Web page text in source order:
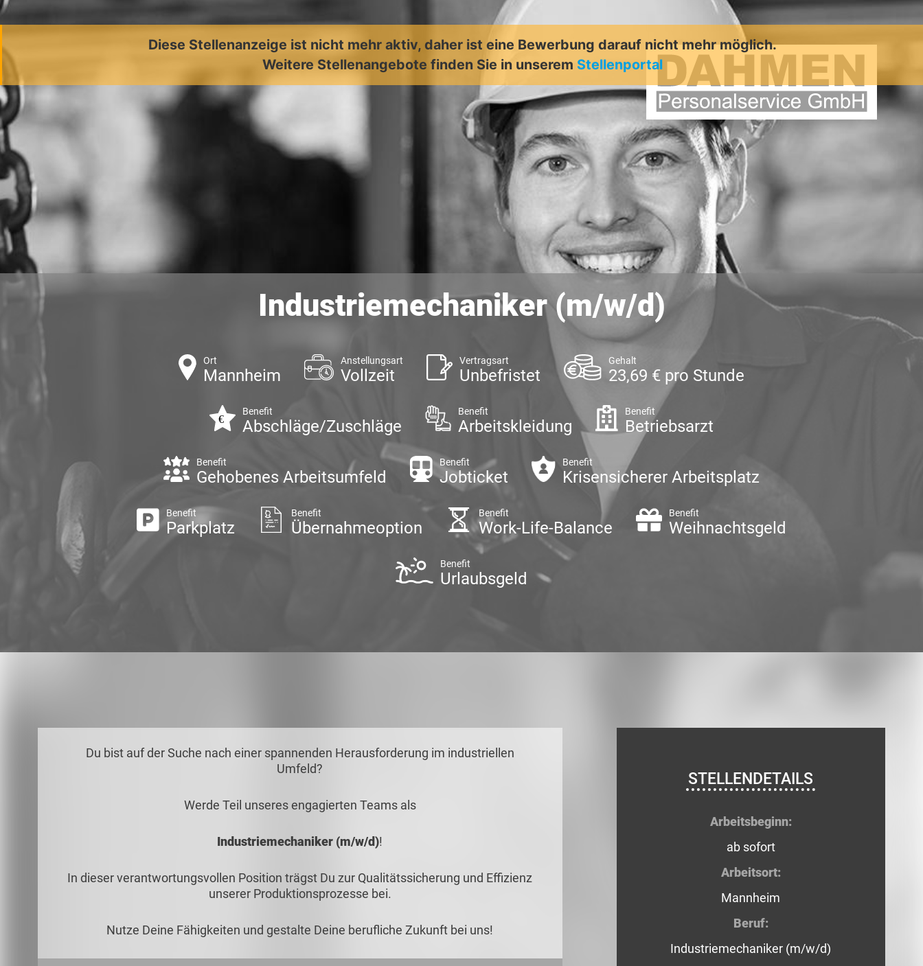
Diese Stellenanzeige ist nicht mehr aktiv, daher ist eine Bewerbung darauf nicht mehr möglich.
Weitere Stellenangebote finden Sie in unserem Stellenportal
Industriemechaniker (m/w/d)
Ort
Mannheim
Anstellungsart
Vollzeit
Vertragsart
Unbefristet
Gehalt
23,69 € pro Stunde
Benefit
Abschläge/Zuschläge
Benefit
Arbeitskleidung
Benefit
Betriebsarzt
Benefit
Gehobenes Arbeitsumfeld
Benefit
Jobticket
Benefit
Krisensicherer Arbeitsplatz
Benefit
Parkplatz
Benefit
Übernahmeoption
Benefit
Work-Life-Balance
Benefit
Weihnachtsgeld
Benefit
Urlaubsgeld
Du bist auf der Suche nach einer spannenden Herausforderung im industriellen
Umfeld?
Werde Teil unseres engagierten Teams als
Industriemechaniker (m/w/d)!
In dieser verantwortungsvollen Position trägst Du zur Qualitätssicherung und Effizienz
unserer Produktionsprozesse bei.
Nutze Deine Fähigkeiten und gestalte Deine berufliche Zukunft bei uns!
STELLENDETAILS
Arbeitsbeginn:
ab sofort
Arbeitsort:
Mannheim
Beruf:
Industriemechaniker (m/w/d)